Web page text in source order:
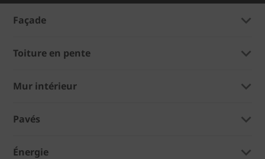
Façade
Toiture en pente
Mur intérieur
Pavés
Énergie